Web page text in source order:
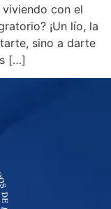
con el
¡Un lío, la
sino a darte
[…]